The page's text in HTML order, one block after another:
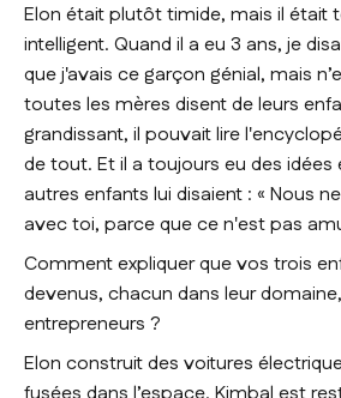
Elon était plutôt timide, mais il était
intelligent. Quand il a eu 3 ans, je
que j'avais ce garçon génial, mais
toutes les mères disent de leurs
grandissant, il pouvait lire
de tout. Et il a toujours eu des idées
autres enfants lui disaient : « Nous
avec toi, parce que ce n'est pas
Comment expliquer que vos trois
devenus, chacun dans leur
entrepreneurs ?
Elon construit des voitures